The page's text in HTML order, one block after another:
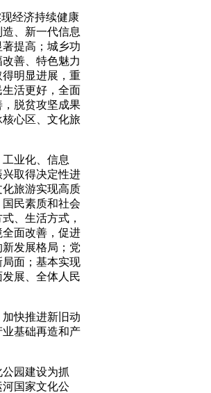
经济持续健康
、新一代信息
提高；城乡功
善、特色魅力
明显进展，重
活更好，全面
脱贫攻坚成果
心区、文化旅
业化、信息
取得决定性进
旅游实现高质
民素质和社会
、生活方式，
面改善，促进
发展格局；党
面；基本实现
展、全体人民
快推进新旧动
基础再造和产
园建设为抓
国家文化公